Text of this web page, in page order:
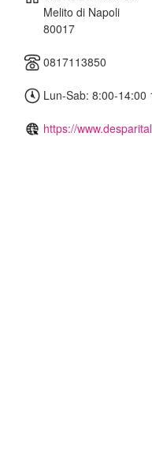
Melito di Napoli
80017
0817113850
Lun-Sab: 8:00-14:00
https://